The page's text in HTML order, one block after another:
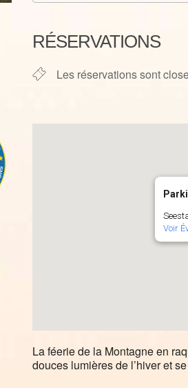
RÉSERVATIONS
Les réservations sont
Voir
La féerie de la Montagne en
douces lumières de l’hiver et